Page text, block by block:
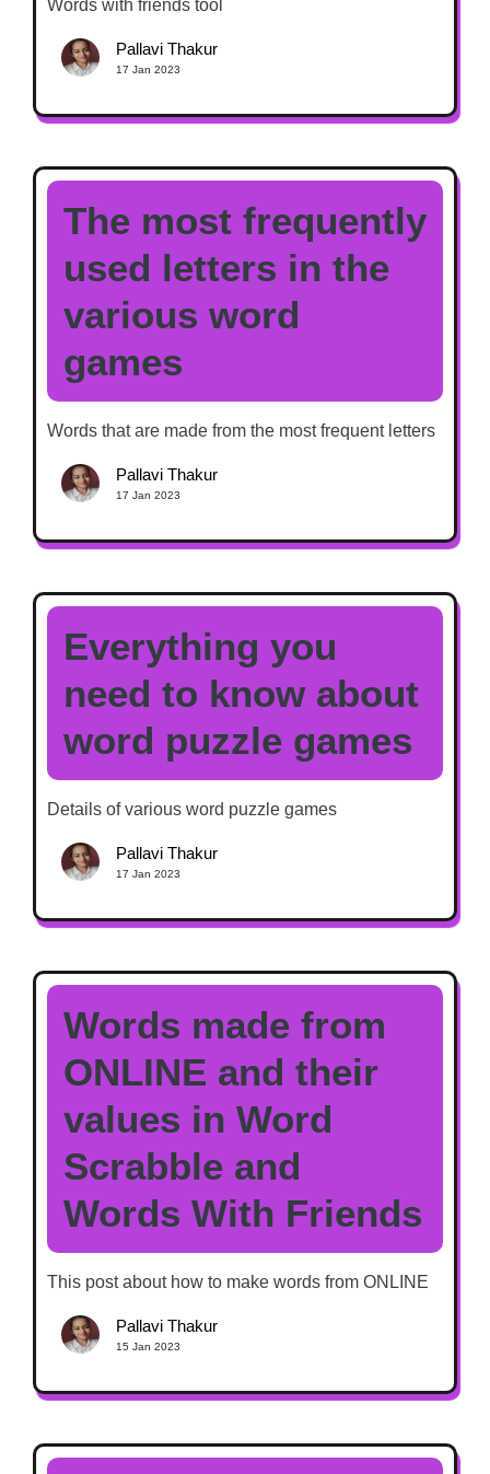
Words with friends tool
Pallavi Thakur
17 Jan 2023
The most frequently
used letters in the
various word
games
Words that are made from the most frequent letters
Pallavi Thakur
17 Jan 2023
Everything you
need to know about
word puzzle games
Details of various word puzzle games
Pallavi Thakur
17 Jan 2023
Words made from
ONLINE and their
values in Word
Scrabble and
Words With Friends
This post about how to make words from ONLINE
Pallavi Thakur
15 Jan 2023